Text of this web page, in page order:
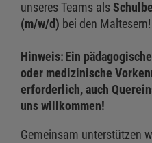
unseres Teams als
(m/w/d) bei den Maltesern!
Hinweis: Ein
oder medizinische
erforderlich, auch
uns willkommen!
Gemeinsam unterstützen